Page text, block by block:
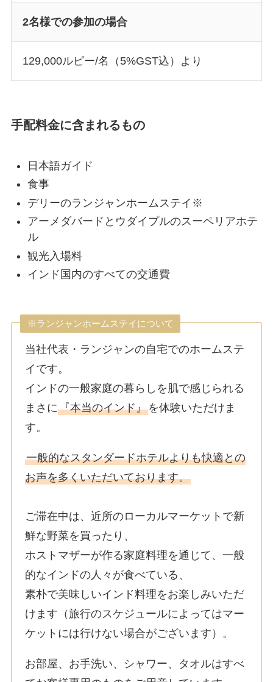
2名様での参加の場合
129,000ルピー/名（5%GST込）より
手配料金に含まれるもの
日本語ガイド
食事
デリーのランジャンホームステイ※
アーメダバードとウダイプルのスーペリアホテ
ル
観光入場料
インド国内のすべての交通費
※ランジャンホームステイについて
当社代表・ランジャンの自宅でのホームステ
イです。
インドの一般家庭の暮らしを肌で感じられる
まさに『本当のインド』を体験いただけま
す。
一般的なスタンダードホテルよりも快適との
お声を多くいただいております。
ご滞在中は、近所のローカルマーケットで新
鮮な野菜を買ったり、
ホストマザーが作る家庭料理を通じて、一般
的なインドの人々が食べている、
素朴で美味しいインド料理をお楽しみいただ
けます（旅行のスケジュールによってはマー
ケットには行けない場合がございます）。
お部屋、お手洗い、シャワー、タオルはすべ